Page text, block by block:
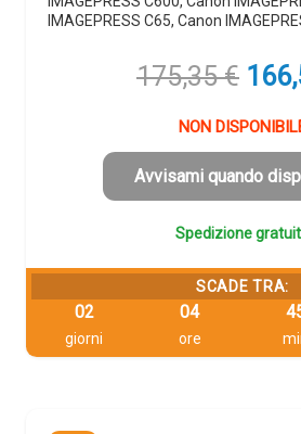
IMAGEPRESS C65, Canon
175,35€ Il
era:
NON
Avvisami quando
Spedizione
SCADE TRA:
02
giorni
04
ore